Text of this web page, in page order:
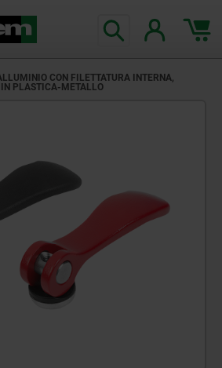
CON FILETTATURA INTERNA,
IN PLASTICA-METALLO